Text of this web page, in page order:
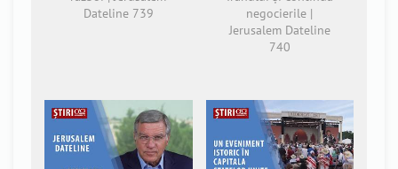
Dateline 739
negocierile |
Jerusalem Dateline
740